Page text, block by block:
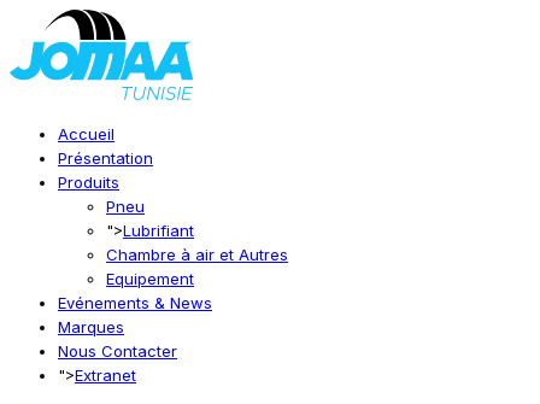
Accueil
Présentation
Produits
Pneu
">Lubrifiant
Chambre à air et Autres
Equipement
Evénements & News
Marques
Nous Contacter
">Extranet